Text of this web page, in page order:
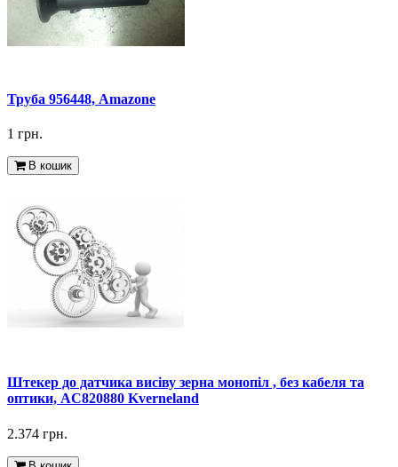
Труба 956448, Amazone
1 грн.
В кошик
Штекер до датчика висіву зерна монопіл , без кабеля та
оптики, AC820880 Kverneland
2.374 грн.